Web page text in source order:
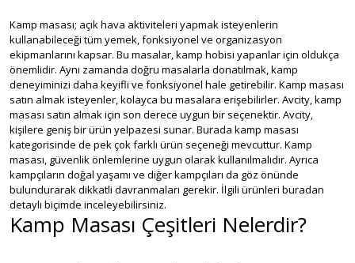
Kamp masası; açık hava aktiviteleri yapmak isteyenlerin
kullanabileceği tüm yemek, fonksiyonel ve organizasyon
ekipmanlarını kapsar. Bu masalar, kamp hobisi yapanlar için oldukça
önemlidir. Aynı zamanda doğru masalarla donatılmak, kamp
deneyiminizi daha keyifli ve fonksiyonel hale getirebilir. Kamp masası
satın almak isteyenler, kolayca bu masalara erişebilirler. Avcity, kamp
masası satın almak için son derece uygun bir seçenektir. Avcity,
kişilere geniş bir ürün yelpazesi sunar. Burada kamp masası
kategorisinde de pek çok farklı ürün seçeneği mevcuttur. Kamp
masası, güvenlik önlemlerine uygun olarak kullanılmalıdır. Ayrıca
kampçıların doğal yaşamı ve diğer kampçıları da göz önünde
bulundurarak dikkatli davranmaları gerekir. İlgili ürünleri buradan
detaylı biçimde inceleyebilirsiniz.
Kamp Masası Çeşitleri Nelerdir?